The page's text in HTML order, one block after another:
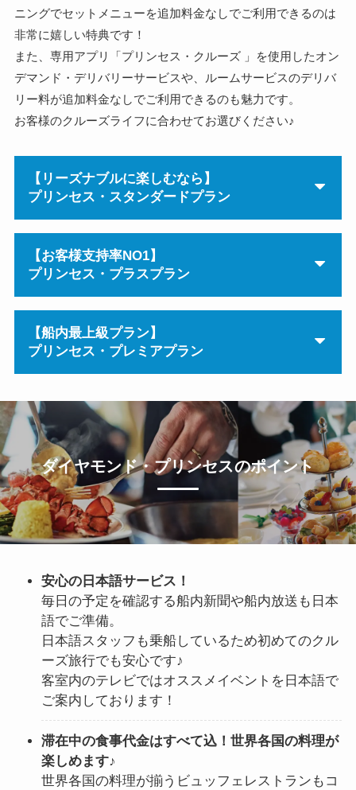
ニングでセットメニューを追加料金なしでご利用できるのは
非常に嬉しい特典です！
また、専用アプリ「プリンセス・クルーズ 」を使用したオン
デマンド・デリバリーサービスや、ルームサービスのデリバ
リー料が追加料金なしでご利用できるのも魅力です。
お客様のクルーズライフに合わせてお選びください♪
【リーズナブルに楽しむなら】
プリンセス・スタンダードプラン
【お客様支持率NO1】
プリンセス・プラスプラン
【船内最上級プラン】
プリンセス・プレミアプラン
ダイヤモンド・プリンセスのポイント
安心の日本語サービス！
毎日の予定を確認する船内新聞や船内放送も日本
語でご準備。
日本語スタッフも乗船しているため初めてのクル
ーズ旅行でも安心です♪
客室内のテレビではオススメイベントを日本語で
ご案内しております！
滞在中の食事代金はすべて込！世界各国の料理が
楽しめます♪
世界各国の料理が揃うビュッフェレストランもコ